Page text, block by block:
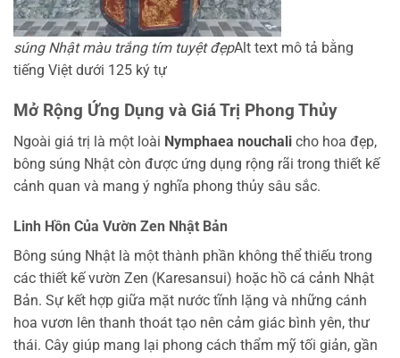
súng Nhật màu trắng tím tuyệt đẹpAlt text mô tả bằng
tiếng Việt dưới 125 ký tự
Mở Rộng Ứng Dụng và Giá Trị Phong Thủy
Ngoài giá trị là một loài Nymphaea nouchali cho hoa đẹp,
bông súng Nhật còn được ứng dụng rộng rãi trong thiết kế
cảnh quan và mang ý nghĩa phong thủy sâu sắc.
Linh Hồn Của Vườn Zen Nhật Bản
Bông súng Nhật là một thành phần không thể thiếu trong
các thiết kế vườn Zen (Karesansui) hoặc hồ cá cảnh Nhật
Bản. Sự kết hợp giữa mặt nước tĩnh lặng và những cánh
hoa vươn lên thanh thoát tạo nên cảm giác bình yên, thư
thái. Cây giúp mang lại phong cách thẩm mỹ tối giản, gần